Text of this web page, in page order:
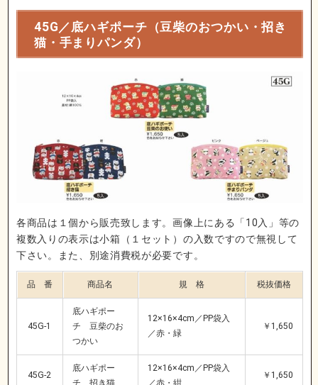
45G／底ハギポーチ（豆柴のおつかい・招き
猫・手まりパンダ）
各商品は１個から販売致します。画像上にある「10入」等の
複数入りの表示は小箱（１セット）の入数ですので無視して
下さい。また、別途消費税が必要です。
品 番 商品名 規 格 税抜価格
45G-1
底ハギポー
チ 豆柴のお
つかい
12×16×4cm／PP袋入
／赤・緑
￥1,650
45G-2
底ハギポー
チ 招き猫
12×16×4cm／PP袋入
／赤・紺
￥1,650